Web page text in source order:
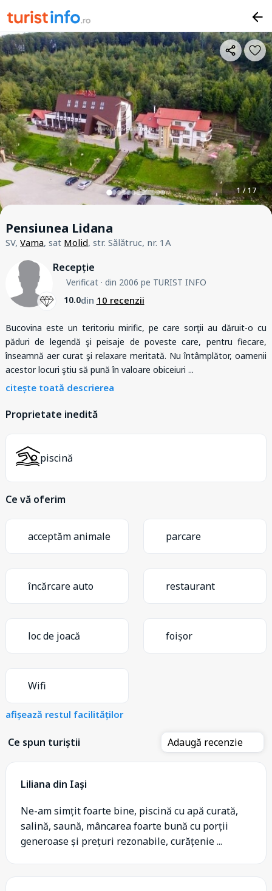
1 / 17
Pensiunea Lidana
SV, Vama, sat Molid, str. Sălătruc, nr. 1A
Recepție
Verificat· din 2006 pe TURIST INFO
10.0din 10 recenzii
Bucovina este un teritoriu mirific, pe care sorţii au dăruit-o cu
păduri de legendă şi peisaje de poveste care, pentru fiecare,
înseamnă aer curat şi relaxare meritată. Nu întâmplător, oamenii
acestor locuri ştiu să pună în valoare obiceiuri ...
citește toată descrierea
Proprietate inedită
piscină
Ce vă oferim
acceptăm animale parcare
încărcare auto restaurant
loc de joacă foișor
Wifi
afișează restul facilităților
Ce spun turiștii Adaugă recenzie
Liliana din Iași
Ne-am simțit foarte bine, piscină cu apă curată,
salină, saună, mâncarea foarte bună cu porții
generoase și prețuri rezonabile, curățenie ...